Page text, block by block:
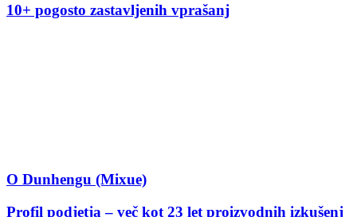
10+ pogosto zastavljenih vprašanj
O Dunhengu (Mixue)
Profil podjetja – več kot 23 let proizvodnih izkušenj